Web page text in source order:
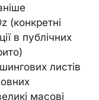
(конкретні
в публічних
листів
масові